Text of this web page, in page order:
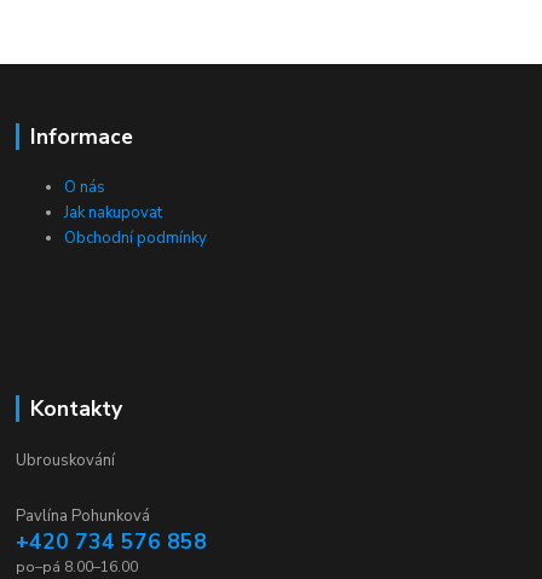
Informace
O nás
Jak nakupovat
Obchodní podmínky
Kontakty
Ubrouskování
Pavlína Pohunková
+420 734 576 858
po–pá 8.00–16.00